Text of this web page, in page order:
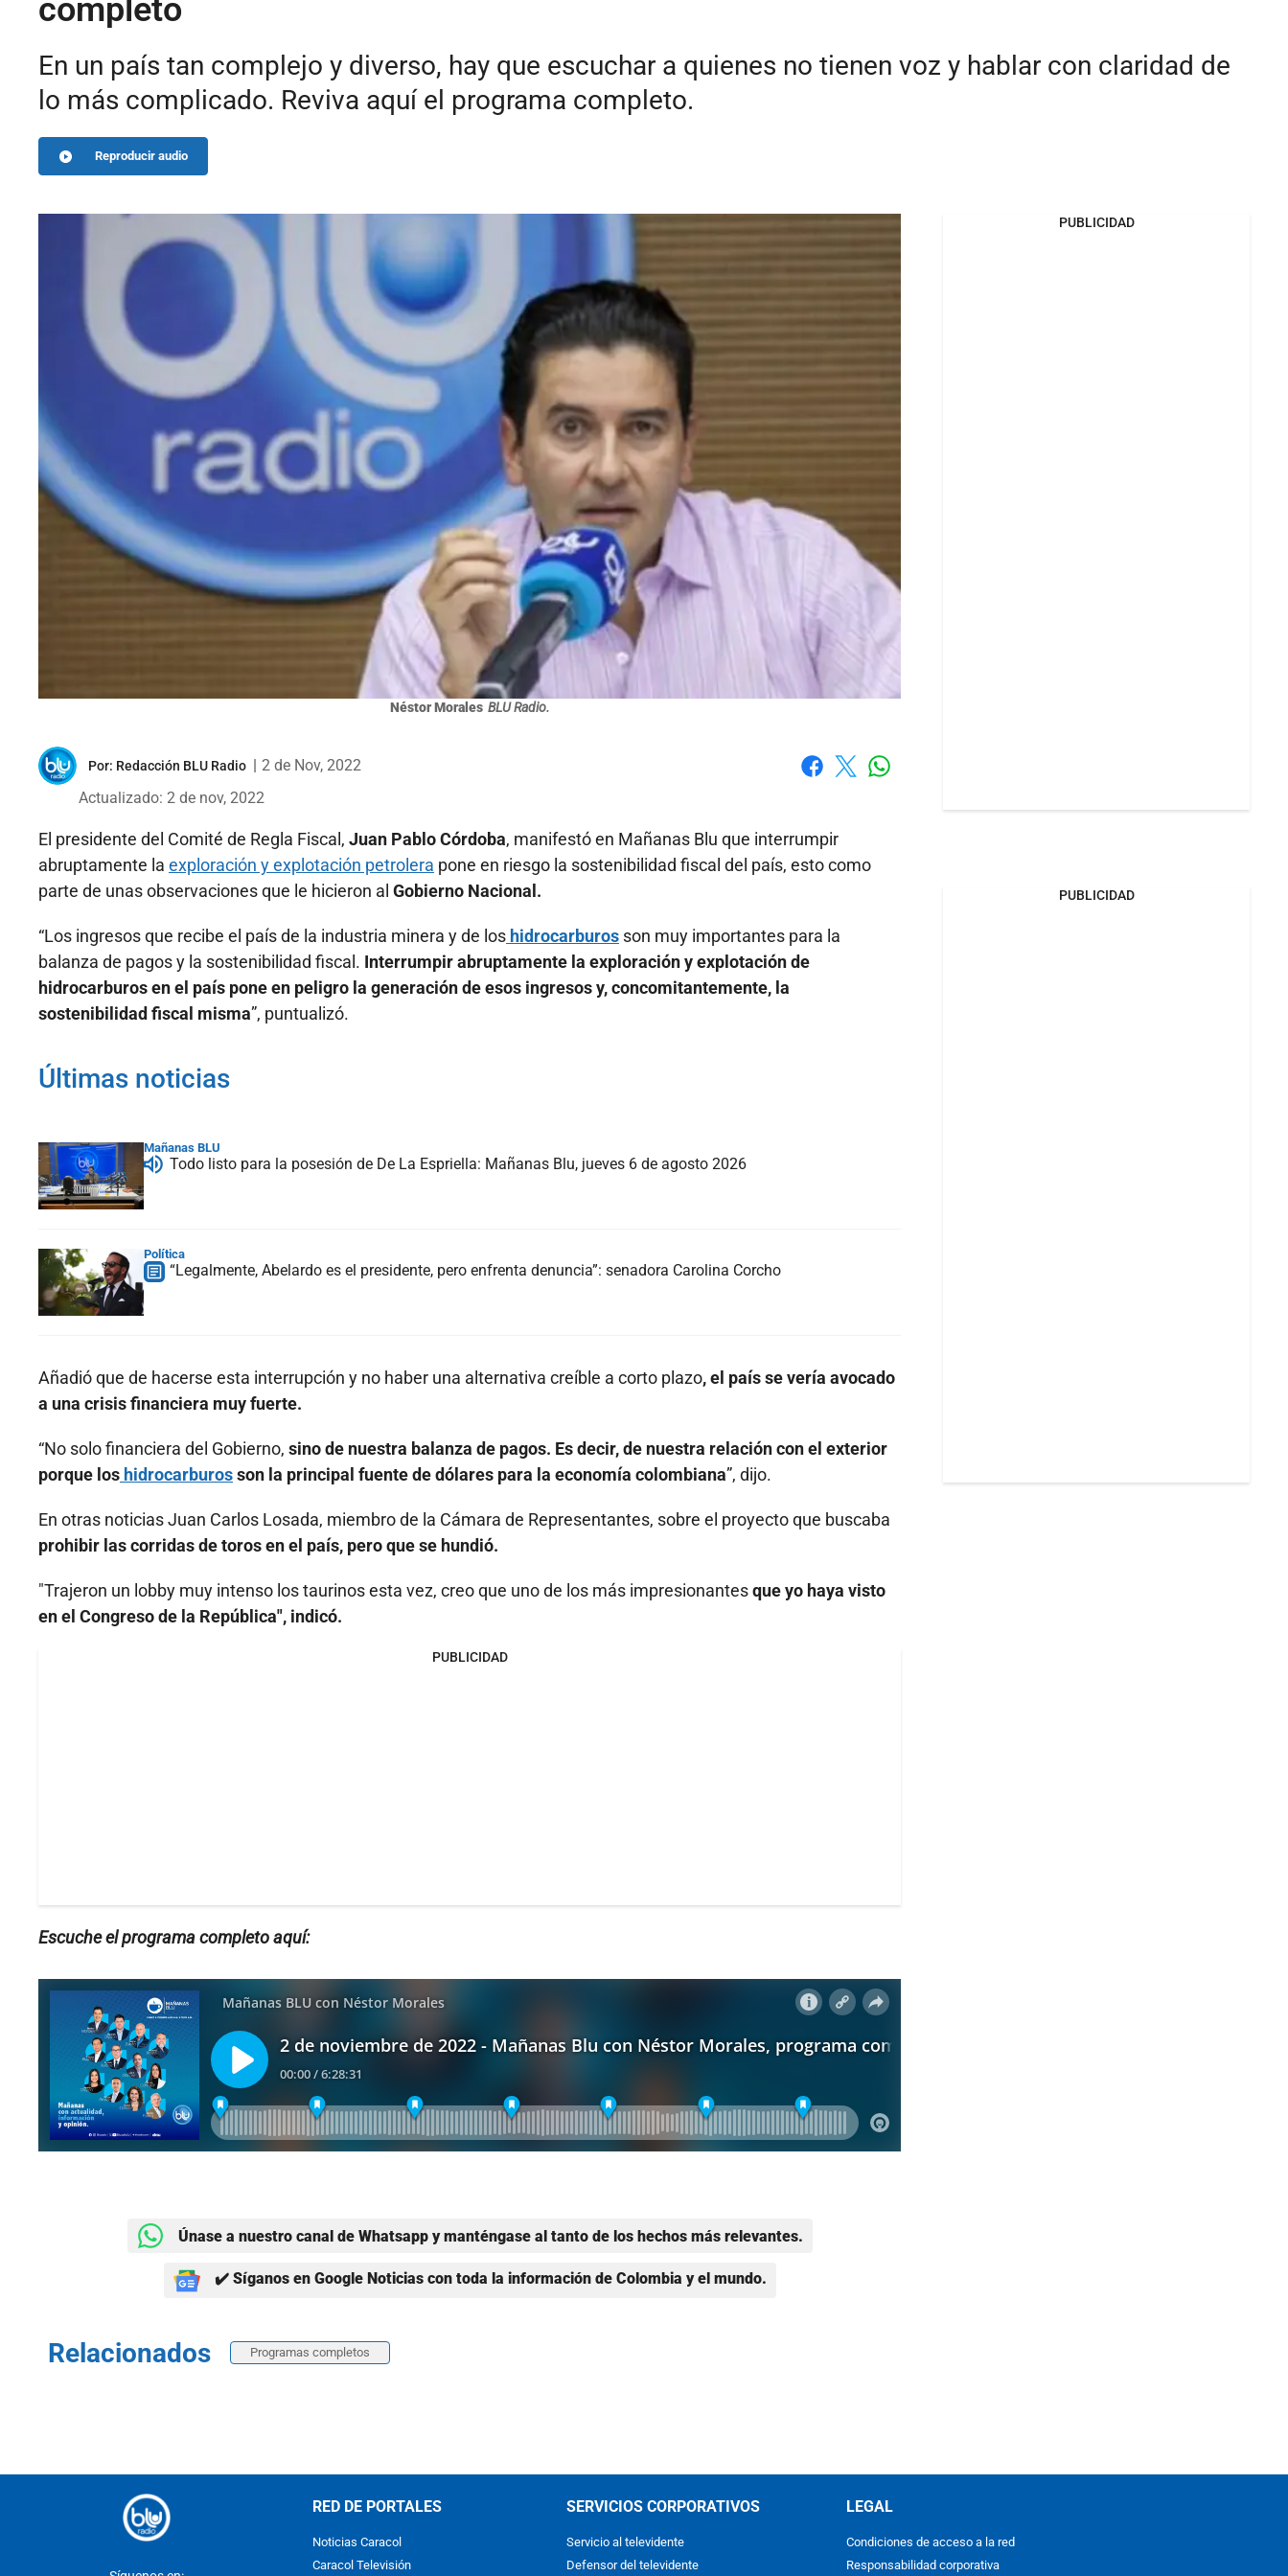
completo
En un país tan complejo y diverso, hay que escuchar a quienes no tienen voz y hablar con claridad de
lo más complicado. Reviva aquí el programa completo.
Reproducir audio
Néstor Morales BLU Radio.
Por: Redacción BLU Radio
2 de Nov, 2022
Actualizado: 2 de nov, 2022
El presidente del Comité de Regla Fiscal, Juan Pablo Córdoba, manifestó en Mañanas Blu que interrumpir
abruptamente la exploración y explotación petrolera pone en riesgo la sostenibilidad fiscal del país, esto como
parte de unas observaciones que le hicieron al Gobierno Nacional.
“Los ingresos que recibe el país de la industria minera y de los hidrocarburos son muy importantes para la
balanza de pagos y la sostenibilidad fiscal. Interrumpir abruptamente la exploración y explotación de
hidrocarburos en el país pone en peligro la generación de esos ingresos y, concomitantemente, la
sostenibilidad fiscal misma”, puntualizó.
Últimas noticias
Mañanas BLU
Todo listo para la posesión de De La Espriella: Mañanas Blu, jueves 6 de agosto 2026
Política
“Legalmente, Abelardo es el presidente, pero enfrenta denuncia”: senadora Carolina Corcho
Añadió que de hacerse esta interrupción y no haber una alternativa creíble a corto plazo, el país se vería avocado
a una crisis financiera muy fuerte.
“No solo financiera del Gobierno, sino de nuestra balanza de pagos. Es decir, de nuestra relación con el exterior
porque los hidrocarburosson la principal fuente de dólares para la economía colombiana”, dijo.
En otras noticias Juan Carlos Losada, miembro de la Cámara de Representantes, sobre el proyecto que buscaba
prohibir las corridas de toros en el país, pero que se hundió.
"Trajeron un lobby muy intenso los taurinos esta vez, creo que uno de los más impresionantesque yo haya visto
en el Congreso de la República", indicó.
PUBLICIDAD
Escuche el programa completo aquí:
Únase a nuestro canal de Whatsapp y manténgase al tanto de los hechos más relevantes.
✔️ Síganos en Google Noticias con toda la información de Colombia y el mundo.
Relacionados Programas completos
PUBLICIDAD
PUBLICIDAD
RED DE PORTALES
Noticias Caracol
Caracol Televisión
SERVICIOS CORPORATIVOS
Servicio al televidente
Defensor del televidente
LEGAL
Condiciones de acceso a la red
Responsabilidad corporativa